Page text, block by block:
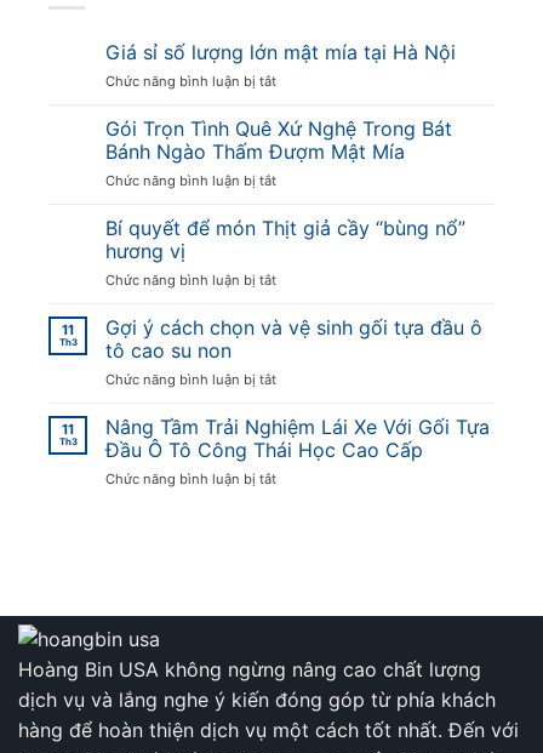
460.000 ₫
Giá sỉ số lượng lớn mật mía tại Hà Nội
Chức năng bình luận bị tắtở
sỉ
số
lượng
lớn
mía
Nội
Gói Trọn Tình Quê Xứ Nghệ Trong Bát
Bánh Ngào Thấm Đượm Mật Mía
Chức năng bình luận bị tắtở
Trọn
Tình
Xứ
Trong
Ngào
Đượm
Mật
Bí quyết để món Thịt giả cầy “bùng nổ”
hương vị
Chức năng bình luận bị tắtở
quyết
để
Thịt
cầy
“bùng
hương
11
Th3
Gợi ý cách chọn và vệ sinh gối tựa đầu ô
tô cao su non
Chức năng bình luận bị tắtở
ý
cách
chọn
và
su
non
11
Th3
Nâng Tầm Trải Nghiệm Lái Xe Với Gối Tựa
Đầu Ô Tô Công Thái Học Cao Cấp
Chức năng bình luận bị tắtở
Tựa
Đầu
Ô
Tô
Công
Hoàng Bin USA không ngừng nâng cao chất lượng
dịch vụ và lắng nghe ý kiến đóng góp từ phía khách
hàng để hoàn thiện dịch vụ một cách tốt nhất. Đến với